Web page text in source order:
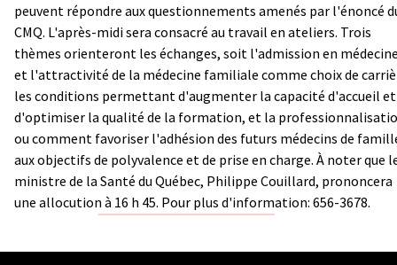
peuvent répondre aux questionnements amenés par l'énoncé
CMQ. L'après-midi sera consacré au travail en ateliers. Trois
thèmes orienteront les échanges, soit l'admission en
et l'attractivité de la médecine familiale comme choix de
les conditions permettant d'augmenter la capacité d'accueil et
d'optimiser la qualité de la formation, et la
ou comment favoriser l'adhésion des futurs médecins de
aux objectifs de polyvalence et de prise en charge. À noter que
ministre de la Santé du Québec, Philippe Couillard, prononcera
une allocution à 16 h 45. Pour plus d'information: 656-3678.